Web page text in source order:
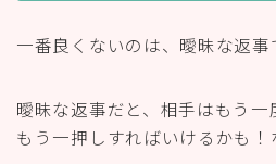
一番良くないのは、曖昧な返事
曖昧な返事だと、相手はもう
もう一押しすればいけるかも！